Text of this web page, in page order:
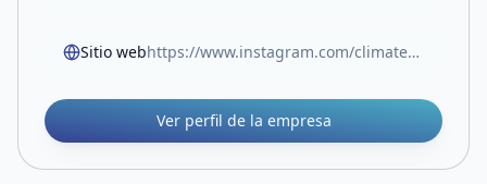
Sitio web https://www.instagram.com/climatech.vm/
Ver perfil de la empresa